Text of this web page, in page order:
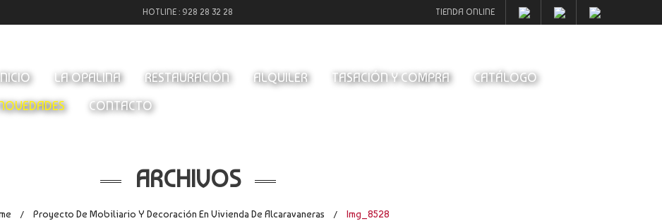
HOTLINE : 928 28 32 28 TIENDA ONLINE
INICIO LA OPALINA RESTAURACIÓN ALQUILER TASACIÓN Y COMPRA
CATÁLOGO
CONTACTO
ARCHIVOS
/ Proyecto De Mobiliario Y Decoración En Vivienda De Alcaravaneras / Img_8528